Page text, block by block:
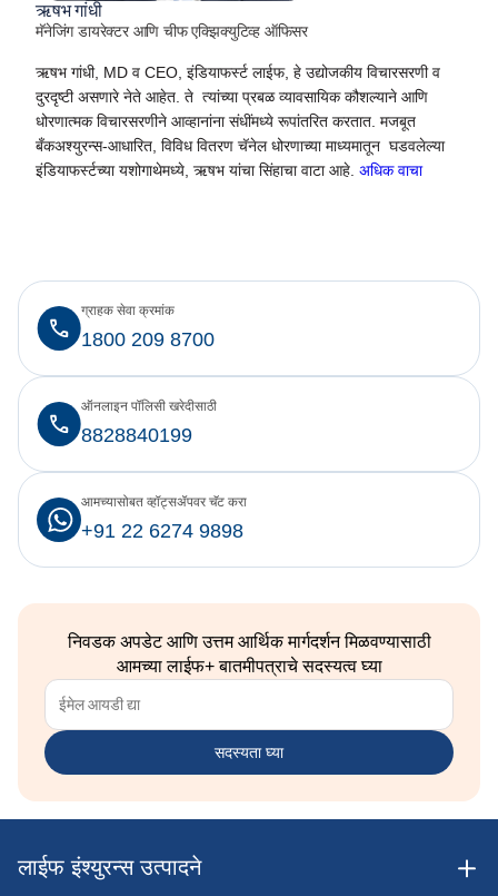
ऋषभ गांधी
मॅनेजिंग डायरेक्टर आणि चीफ एक्झिक्युटिव्ह ऑफिसर
ऋषभ गांधी, MD व CEO, इंडियाफर्स्ट लाईफ, हे उद्योजकीय विचारसरणी व
दुरदृष्टी असणारे नेते आहेत. ते त्यांच्या प्रबळ व्यावसायिक कौशल्याने आणि
धोरणात्मक विचारसरणीने आव्हानांना संधींमध्ये रूपांतरित करतात. मजबूत
बँकअश्युरन्स-आधारित, विविध वितरण चॅनेल धोरणाच्या माध्यमातून घडवलेल्या
इंडियाफर्स्टच्या यशोगाथेमध्ये, ऋषभ यांचा सिंहाचा वाटा आहे. अधिक वाचा
1800 209 8700
ग्राहक सेवा क्रमांक
8828840199
ऑनलाइन पॉलिसी खरेदीसाठी
+91 22 6274 9898
आमच्यासोबत व्हॉट्सॲपवर चॅट करा
निवडक अपडेट आणि उत्तम आर्थिक मार्गदर्शन मिळवण्यासाठी
आमच्या लाईफ+ बातमीपत्राचे सदस्यत्व घ्या
सदस्यता घ्या
लाईफ इंश्युरन्स उत्पादने